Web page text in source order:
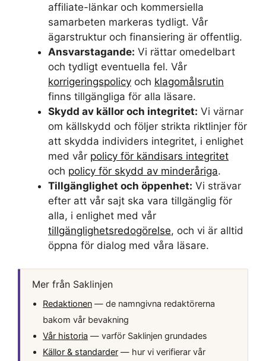
affiliate-länkar och kommersiella
samarbeten markeras tydligt. Vår
ägarstruktur och finansiering är offentlig.
Ansvarstagande: Vi rättar omedelbart
och tydligt eventuella fel. Vår
korrigeringspolicy och klagomålsrutin
finns tillgängliga för alla läsare.
Skydd av källor och integritet: Vi värnar
om källskydd och följer strikta riktlinjer för
att skydda individers integritet, i enlighet
med vår policy för kändisars integritet
och policy för skydd av minderåriga.
Tillgänglighet och öppenhet: Vi strävar
efter att vår sajt ska vara tillgänglig för
alla, i enlighet med vår
tillgänglighetsredogörelse, och vi är alltid
öppna för dialog med våra läsare.
Mer från Saklinjen
Redaktionen — de namngivna redaktörerna
bakom vår bevakning
Vår historia — varför Saklinjen grundades
Källor & standarder — hur vi verifierar vår